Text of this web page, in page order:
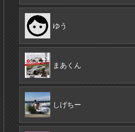
ゆう
まあくん
しげちー